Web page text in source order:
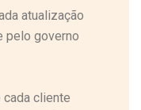
atualização
pelo governo
cada cliente